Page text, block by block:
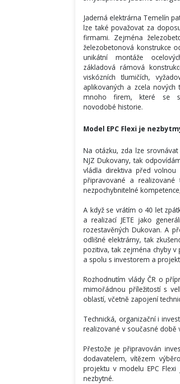
Jaderná elektrárna Temelín
lze také považovat za
firmami. Zejména
železobetonová konstrukce
unikátní montáže
základová rámová
viskózních tlumičích,
aplikovaných a zcela
mnoho firem, které se
novodobé historie.
Model EPC Flexi je
Na otázku, zda lze srovnávat
NJZ Dukovany, tak
vládla direktiva před
připravované a
nezpochybnitelné
A když se vrátím o 40 let
a realizací JETE jako
rozestavěných Dukovan. A
odlišné elektrárny, tak
pozitiva, tak zejména chyby v
a spolu s investorem a
Rozhodnutím vlády ČR o
mimořádnou příležitostí s
oblastí, včetně zapojení
Technická, organizační i
realizované v současné době
Přestože je připravován
dodavatelem, vítězem
projektu v modelu EPC
nezbytné.